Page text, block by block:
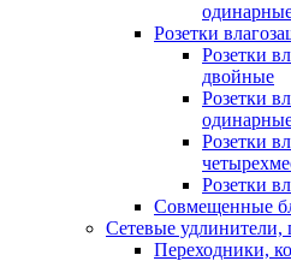
Розетки
Розетки
двойные
Розетки
Розетки
Розетки
Совмещенные
Сетевые удлинители,
Переходники,